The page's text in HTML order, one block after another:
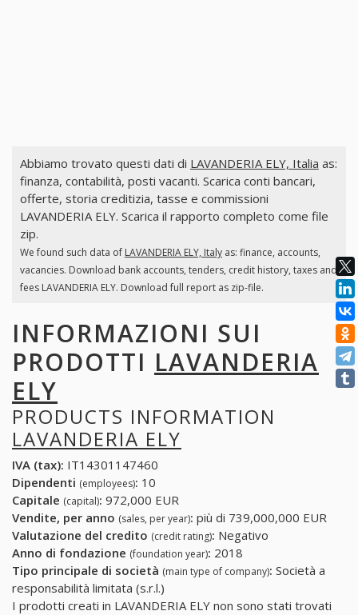
Abbiamo trovato questi dati di LAVANDERIA ELY, Italia as:
finanza, contabilità, posti vacanti. Scarica conti bancari,
offerte, storia creditizia, tasse e commissioni
LAVANDERIA ELY. Scarica il rapporto completo come file
zip.
We found such data of LAVANDERIA ELY, Italyas: finance, accounts,
vacancies. Download bank accounts, tenders, credit history, taxes and
fees LAVANDERIA ELY. Download full report as zip-file.
INFORMAZIONI SUI
PRODOTTI LAVANDERIA
ELY
PRODUCTS INFORMATION
LAVANDERIA ELY
IVA (tax): IT14301147460
Dipendenti (employees): 10
Capitale (capital): 972,000 EUR
Vendite, per anno (sales, per year): più di 739,000,000 EUR
Valutazione del credito (credit rating): Negativo
Anno di fondazione (foundation year): 2018
Tipo principale di società (main type of company): Società a
responsabilità limitata (s.r.l.)
I prodotti creati in LAVANDERIA ELY non sono stati trovati